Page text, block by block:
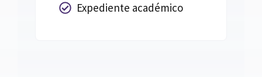
Expediente académico